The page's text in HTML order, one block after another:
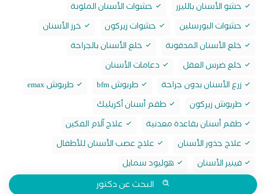
حشو الأسنان بالليزر
حشوات الأسنان الملونة
حشوات البورسلين
حشوات زيركون
خرز الأسنان
خلع الأسنان المدفونة
خلع الأسنان بالجراحة
خلع ضرس العقل
دعامات الأسنان
زرع الأسنان بدون جراحة
طربوش bfm
طربوش emax
طربوش زيركون
طقم أسنان أكريليك
طقم أسنان بقاعدة معدنية
علاج آلام الفكين
علاج جذور الأسنان
علاج عصب الأسنان للأطفال
فينير الأسنان
هوليود سمايل
البحث عن دكتور